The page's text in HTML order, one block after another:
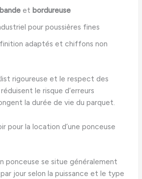
etbordureuse
pour poussières fines
adaptés et chiffons non
rigoureuse et le respect des
le risque d’erreurs
la durée de vie du parquet.
pour la location d’une ponceuse
ponceuse se situe généralement
jour selon la puissance et le type